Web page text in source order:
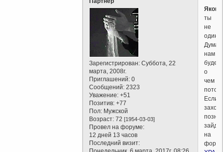
Зарегистрирован: Суббота, 22
марта, 2008г.
Приглашений: 0
Сообщений: 2323
Уважение: +51
Позитив: +77
Пол: Мужской
Возраст: 72[1954-03-03]
Провел на форуме:
12 дней 13 часов
Последний визит:
Яков
ты
не
нам
будет
о
чем
Если
зайди
на
форум